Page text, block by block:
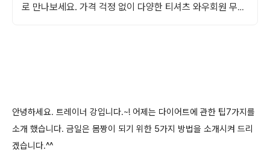
로 만나보세요. 가격 걱정 없이 다양한 티셔츠 와우회원 무료
안녕하세요. 트레이너 강입니다.~! 어제는 다이어트에 관한 팁7가지를
소개 했습니다. 금일은 몸짱이 되기 위한 5가지 방법을 소개시켜 드리
겠습니다.^^